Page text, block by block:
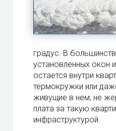
градус. В
установленных окон
остается внутри
термокружки или
живущие в нем, не
плата за такую
инфраструктурой.